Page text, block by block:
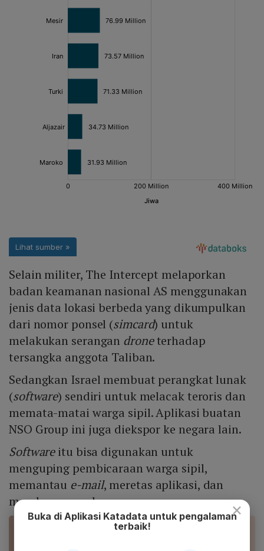
Selain militer, The Intercept melaporkan
badan keamanan nasional AS menggunakan
jenis data lokasi berbeda yang dikumpulkan
dari nomor ponsel (simcard) untuk
melakukan serangan droneterhadap
tersangka anggota Taliban.
Sedangkan Israel membuat perangkat lunak
(software) sendiri untuk melacak teroris dan
memata-matai warga sipil. Aplikasi buatan
NSO Group ini juga diekspor ke negara lain.
Softwareitu bisa digunakan untuk
menguping pembicaraan warga sipil,
memantau e-mail, meretas aplikasi, dan
merekam percakapan.
×
Buka di Aplikasi Katadata untuk pengalaman
terbaik!